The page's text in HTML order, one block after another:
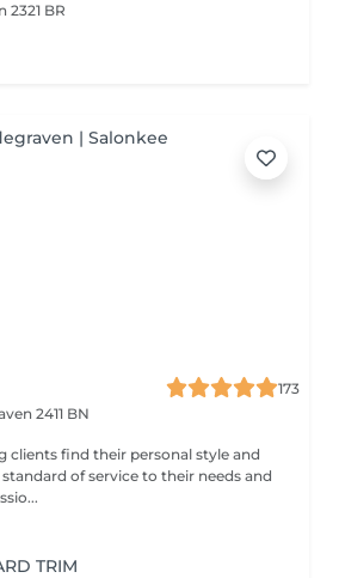
2321 BR
173
2411 BN
clients find their personal style and
of service to their needs and
TRIM